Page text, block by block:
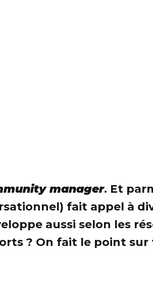
manager. Et
fait appel à
aussi selon les
? On fait le point sur